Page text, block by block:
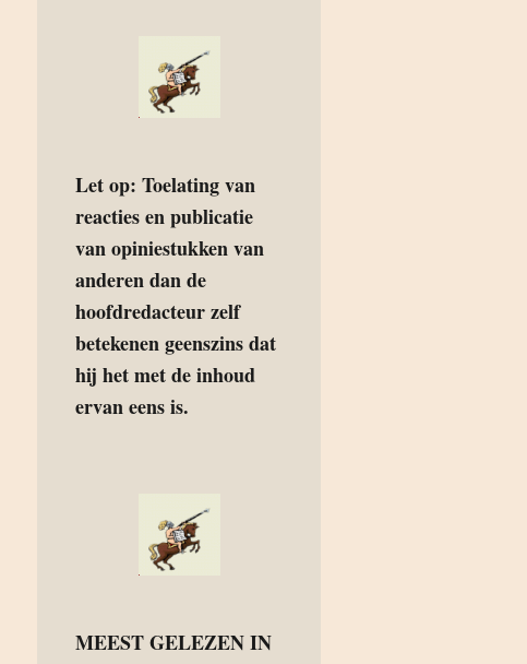
Let op: Toelating van
reacties en publicatie
van opiniestukken van
anderen dan de
hoofdredacteur zelf
betekenen geenszins dat
hij het met de inhoud
ervan eens is.
MEEST GELEZEN IN